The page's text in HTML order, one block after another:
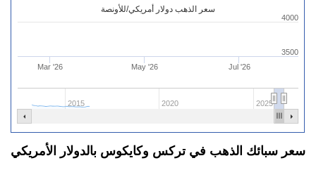
سعر الذهب دولار أمريكي/للأونصة
Mar '26 May '26 Jul '26
2015 2020 2025
4000
3500
سعر سبائك الذهب في تركس وكايكوس بالدولار الأمريكي